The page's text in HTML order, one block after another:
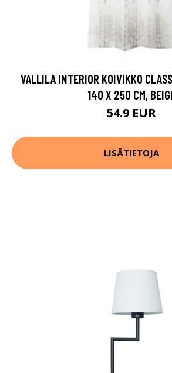
VALLILA INTERIOR KOIVIKKO
140 X 250 CM,
54.9 EUR
LISÄTIETOJA